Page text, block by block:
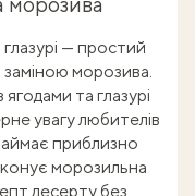
— простий
морозива.
та глазурі
увагу любителів
приблизно
морозильна
десерту без